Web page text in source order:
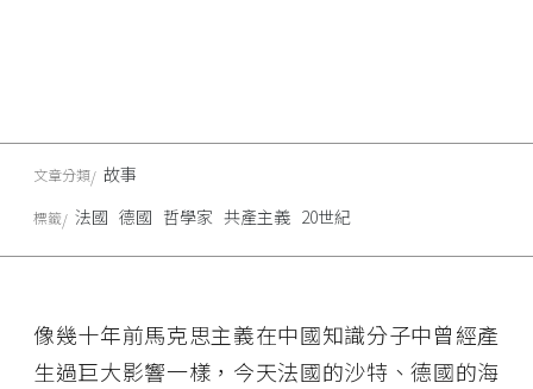
像幾十年前馬克思主義在中國知識分子中曾經產
生過巨大影響一樣，今天法國的沙特、德國的海
文章分類 故事
標籤 法國 德國 哲學家 共產主義 20世紀